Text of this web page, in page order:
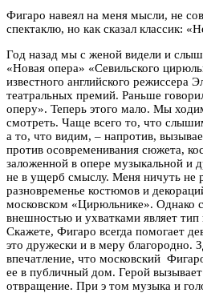
Фигаро навеял на меня мысли, не
спектаклю, но как сказал классик:
Год назад мы с женой видели и
«Новая опера» «Севильского
известного английского режиссера
театральных премий. Раньше
оперу». Теперь этого мало. Мы
смотреть. Чаще всего то, что
а то, что видим, – напротив,
против осовременивания сюжета,
заложенной в опере музыкальной и
не в ущерб смыслу. Меня ничуть не
разновременье костюмов и
московском «Цирюльнике». Однако
внешностью и ухватками являет тип
Скажете, Фигаро всегда помогает
это дружески и в меру благородно.
впечатление, что московский
ее в публичный дом. Герой вызывает
отвращение. При э том музыка и